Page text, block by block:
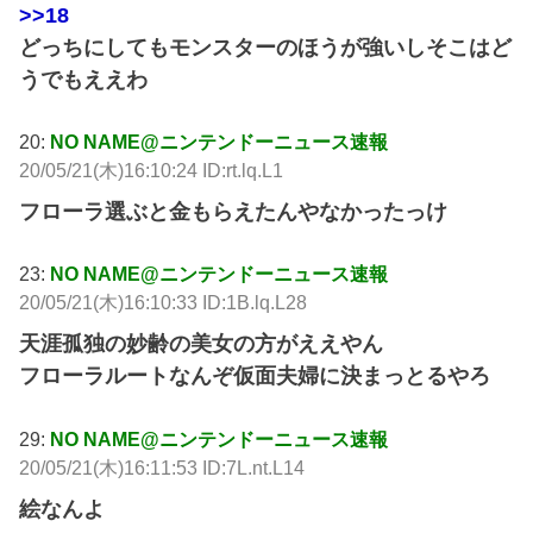
>>18
どっちにしてもモンスターのほうが強いしそこはど
うでもええわ
20: NO NAME@ニンテンドーニュース速報
20/05/21(木)16:10:24 ID:rt.lq.L1
フローラ選ぶと金もらえたんやなかったっけ
23: NO NAME@ニンテンドーニュース速報
20/05/21(木)16:10:33 ID:1B.lq.L28
天涯孤独の妙齢の美女の方がええやん
フローラルートなんぞ仮面夫婦に決まっとるやろ
29: NO NAME@ニンテンドーニュース速報
20/05/21(木)16:11:53 ID:7L.nt.L14
絵なんよ